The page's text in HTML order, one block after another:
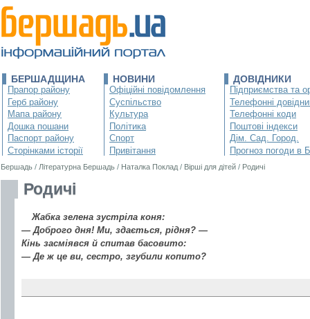
БЕРШАДЩИНА
Прапор району
Герб району
Мапа району
Дошка пошани
Паспорт району
Сторінками історії
НОВИНИ
Офіційні повідомлення
Суспільство
Культура
Політика
Спорт
Привітання
ДОВІДНИКИ
Підприємства та
Телефонні
Телефонні коди
Поштові індекси
Дім. Сад. Город.
Прогноз погоди в
Бершадь / Літературна Бершадь / Наталка Поклад / Вірші для дітей / Родичі
Родичі
Жабка зелена зустріла коня:
— Доброго дня! Ми, здається, рідня? —
Кінь засміявся й спитав басовито:
— Де ж це ви, сестро, згубили копито?